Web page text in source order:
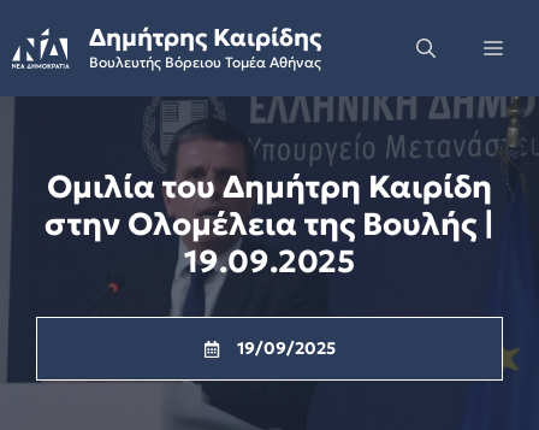
to
content
Δημήτρης Καιρίδης
Βουλευτής Βόρειου Τομέα Αθήνας
Ομιλία του Δημήτρη Καιρίδη
στην Ολομέλεια της Βουλής |
19.09.2025
19/09/2025